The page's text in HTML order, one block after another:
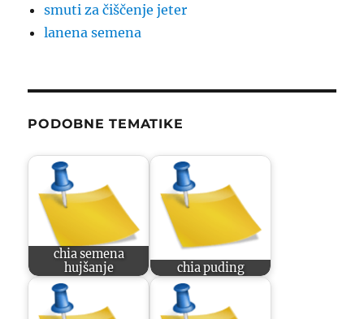
smuti za čiščenje jeter
lanena semena
PODOBNE TEMATIKE
chia semena
hujšanje
chia puding